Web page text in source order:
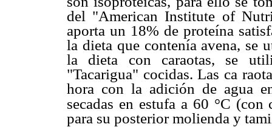
del "American Institute of
aporta un 18% de proteína
la dieta que contenía avena, se
la dieta con caraotas, se
"Tacarigua" cocidas. Las ca
hora con la adición de agua
secadas en estufa a 60 °C (con
para su posterior molienda y